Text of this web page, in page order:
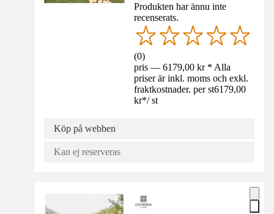
Produkten har ännu inte
recenserats.
(0)
pris — 6179,00 kr * Alla
priser är inkl. moms och exkl.
fraktkostnader. per st6179,00
kr*/ st
Köp på webben
Kan ej reserveras